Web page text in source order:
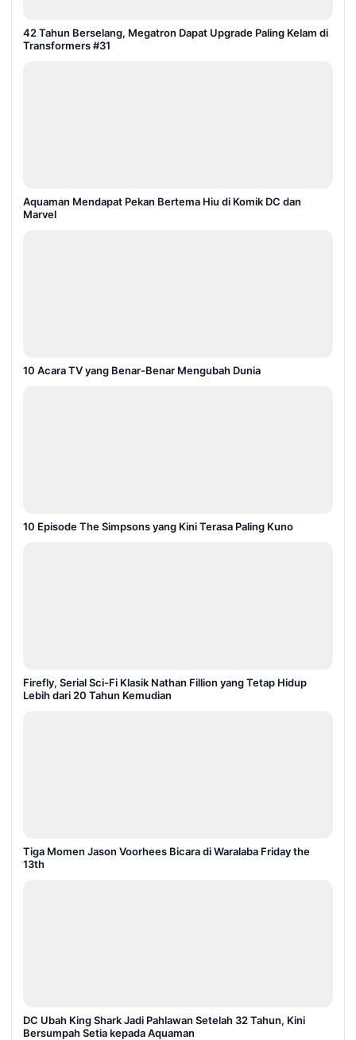
42 Tahun Berselang, Megatron Dapat Upgrade Paling Kelam di
Transformers #31
Aquaman Mendapat Pekan Bertema Hiu di Komik DC dan
Marvel
10 Acara TV yang Benar-Benar Mengubah Dunia
10 Episode The Simpsons yang Kini Terasa Paling Kuno
Firefly, Serial Sci-Fi Klasik Nathan Fillion yang Tetap Hidup
Lebih dari 20 Tahun Kemudian
Tiga Momen Jason Voorhees Bicara di Waralaba Friday the
13th
DC Ubah King Shark Jadi Pahlawan Setelah 32 Tahun, Kini
Bersumpah Setia kepada Aquaman